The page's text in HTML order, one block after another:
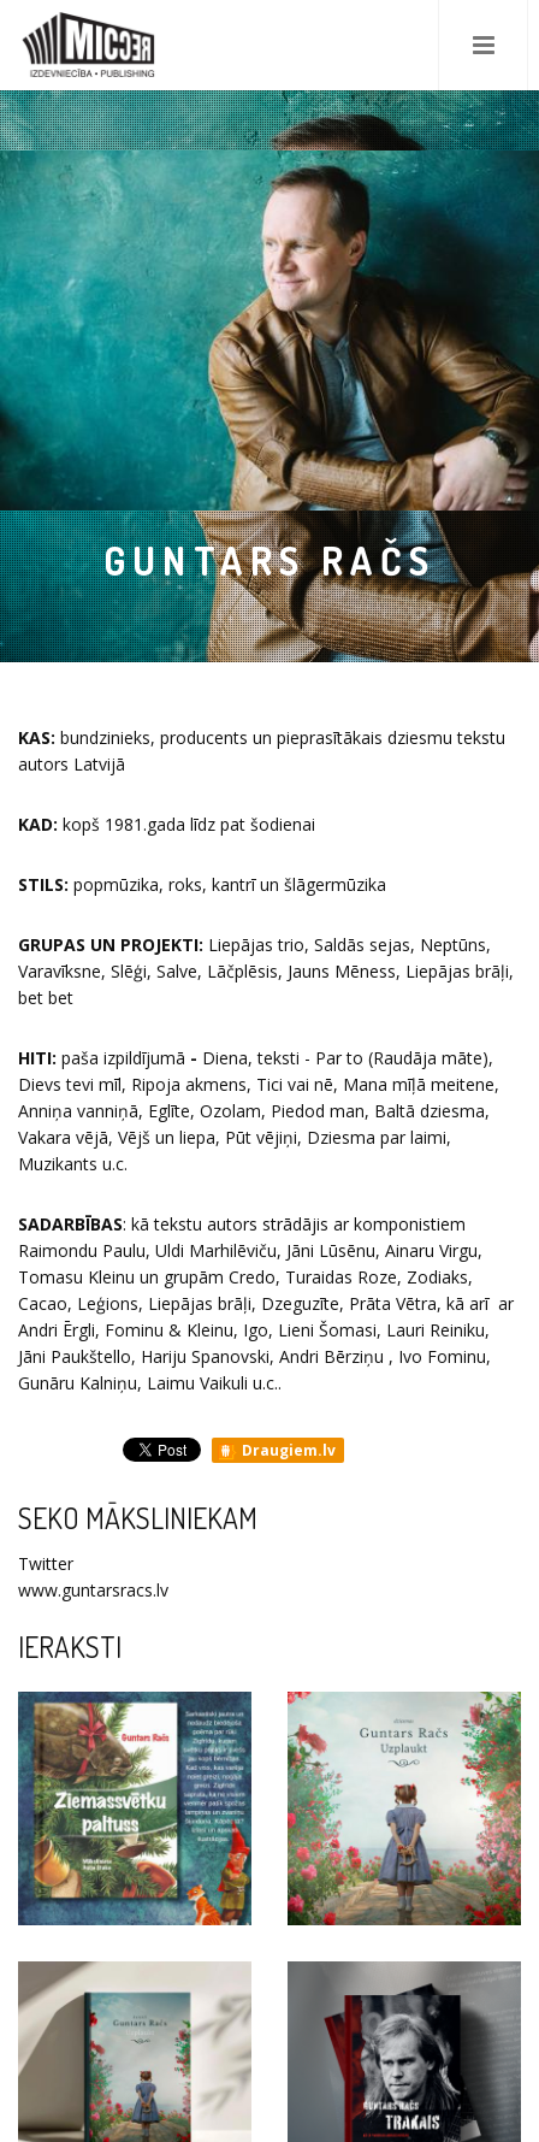
GUNTARS RAČS
KAS: bundzinieks, producents un pieprasītākais dziesmu tekstu
autors Latvijā
KAD: kopš 1981.gada līdz pat šodienai
STILS: popmūzika, roks, kantrī un šlāgermūzika
GRUPAS UN PROJEKTI: Liepājas trio, Saldās sejas, Neptūns,
Varavīksne, Slēģi, Salve, Lāčplēsis, Jauns Mēness, Liepājas brāļi,
bet bet
HITI: paša izpildījumā - Diena, teksti - Par to (Raudāja māte),
Dievs tevi mīl, Ripoja akmens, Tici vai nē, Mana mīļā meitene,
Anniņa vanniņā, Eglīte, Ozolam, Piedod man, Baltā dziesma,
Vakara vējā, Vējš un liepa, Pūt vējiņi, Dziesma par laimi,
Muzikants u.c.
SADARBĪBAS: kā tekstu autors strādājis ar komponistiem
Raimondu Paulu, Uldi Marhilēviču, Jāni Lūsēnu, Ainaru Virgu,
Tomasu Kleinu un grupām Credo, Turaidas Roze, Zodiaks,
Cacao, Leģions, Liepājas brāļi, Dzeguzīte, Prāta Vētra, kā arī ar
Andri Ērgli, Fominu & Kleinu, Igo, Lieni Šomasi, Lauri Reiniku,
Jāni Paukštello, Hariju Spanovski, Andri Bērziņu , Ivo Fominu,
Gunāru Kalniņu, Laimu Vaikuli u.c..
Draugiem.lv
SEKO MĀKSLINIEKAM
Twitter
www.guntarsracs.lv
IERAKSTI